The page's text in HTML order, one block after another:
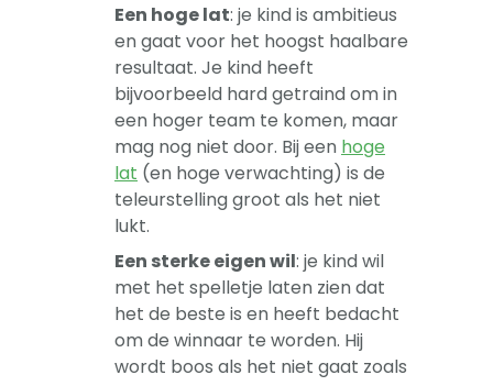
Een hoge lat: je kind is ambitieus
en gaat voor het hoogst haalbare
resultaat. Je kind heeft
bijvoorbeeld hard getraind om in
een hoger team te komen, maar
mag nog niet door. Bij een hoge
lat (en hoge verwachting) is de
teleurstelling groot als het niet
lukt.
Een sterke eigen wil: je kind wil
met het spelletje laten zien dat
het de beste is en heeft bedacht
om de winnaar te worden. Hij
wordt boos als het niet gaat zoals